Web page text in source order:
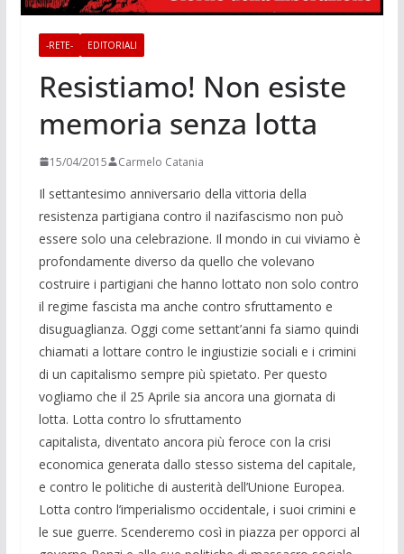
-RETE- EDITORIALI
Resistiamo! Non esiste
memoria senza lotta
15/04/2015 Carmelo Catania
Il settantesimo anniversario della vittoria della
resistenza partigiana contro il nazifascismo non può
essere solo una celebrazione. Il mondo in cui viviamo è
profondamente diverso da quello che volevano
costruire i partigiani che hanno lottato non solo contro
il regime fascista ma anche contro sfruttamento e
disuguaglianza. Oggi come settant’anni fa siamo quindi
chiamati a lottare contro le ingiustizie sociali e i crimini
di un capitalismo sempre più spietato. Per questo
vogliamo che il 25 Aprile sia ancora una giornata di
lotta. Lotta contro lo sfruttamento
capitalista, diventato ancora più feroce con la crisi
economica generata dallo stesso sistema del capitale,
e contro le politiche di austerità dell’Unione Europea.
Lotta contro l’imperialismo occidentale, i suoi crimini e
le sue guerre. Scenderemo così in piazza per opporci al